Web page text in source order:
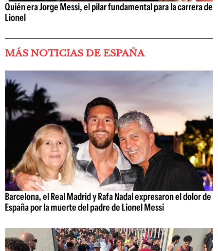
Quién era Jorge Messi, el pilar fundamental para la carrera de
Lionel
MÁS NOTICIAS DE ESPAÑA
Barcelona, el Real Madrid y Rafa Nadal expresaron el dolor de
España por la muerte del padre de Lionel Messi